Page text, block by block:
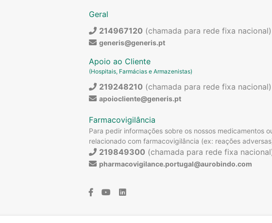
Geral
214967120 (chamada para rede fixa nacional)
generis@generis.pt
Apoio ao Cliente
(Hospitais, Farmácias e Armazenistas)
219248210 (chamada para rede fixa nacional)
apoiocliente@generis.pt
Farmacovigilância
Para pedir informações sobre os nossos medicamentos
relacionado com farmacovigilância (ex: reações
219849300 (chamada para rede fixa
pharmacovigilance.portugal@aurobindo.com